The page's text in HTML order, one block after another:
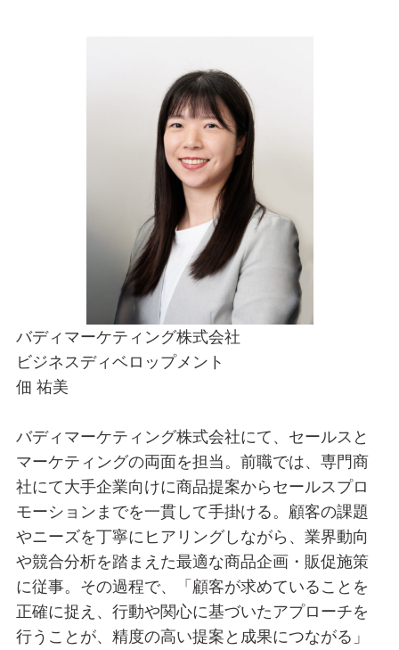
バディマーケティング株式会社
ビジネスディベロップメント
佃 祐美
バディマーケティング株式会社にて、セールスと
マーケティングの両面を担当。前職では、専門商
社にて大手企業向けに商品提案からセールスプロ
モーションまでを一貫して手掛ける。顧客の課題
やニーズを丁寧にヒアリングしながら、業界動向
や競合分析を踏まえた最適な商品企画・販促施策
に従事。その過程で、「顧客が求めていることを
正確に捉え、行動や関心に基づいたアプローチを
行うことが、精度の高い提案と成果につながる」